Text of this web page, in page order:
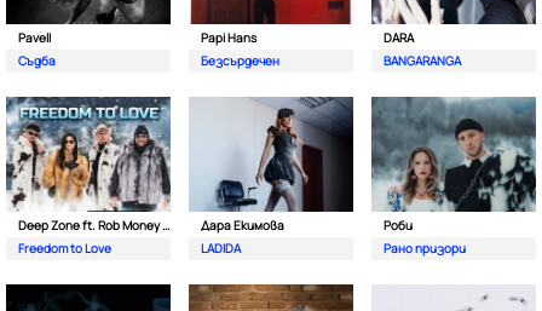
Pavell
Съдба
Papi Hans
Безсърдечен
DARA
BANGARANGA
Deep Zone ft. Rob Money (C-Block)
Freedom to Love
Дара Екимова
LADIDA
Роби
Рано призори